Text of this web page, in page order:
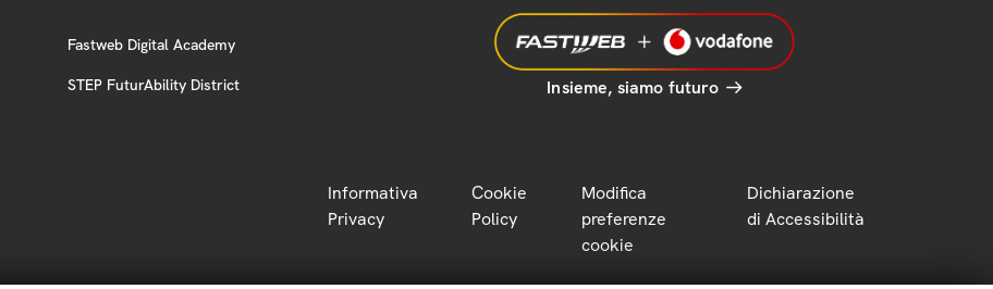
Fastweb Digital Academy
STEP FuturAbility District Insieme, siamo futuro
Informativa
Privacy
Cookie
Policy
Modifica
preferenze
cookie
Dichiarazione
di Accessibilità